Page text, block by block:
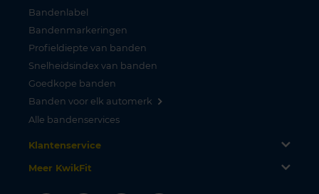
Bandenlabel
Bandenmarkeringen
Profieldiepte van banden
Snelheidsindex van banden
Goedkope banden
Banden voor elk automerk
Alle bandenservices
Klantenservice
Meer KwikFit